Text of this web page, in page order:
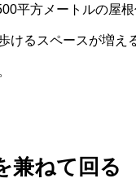
平方メートルの屋
けるスペースが増え
兼ねて回る